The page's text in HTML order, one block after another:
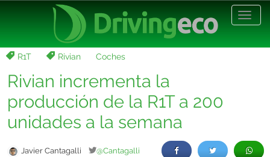
R1T Rivian Coches
Rivian incrementa la
producción de la R1T a 200
unidades a la semana
Javier Cantagalli
@Cantagalli